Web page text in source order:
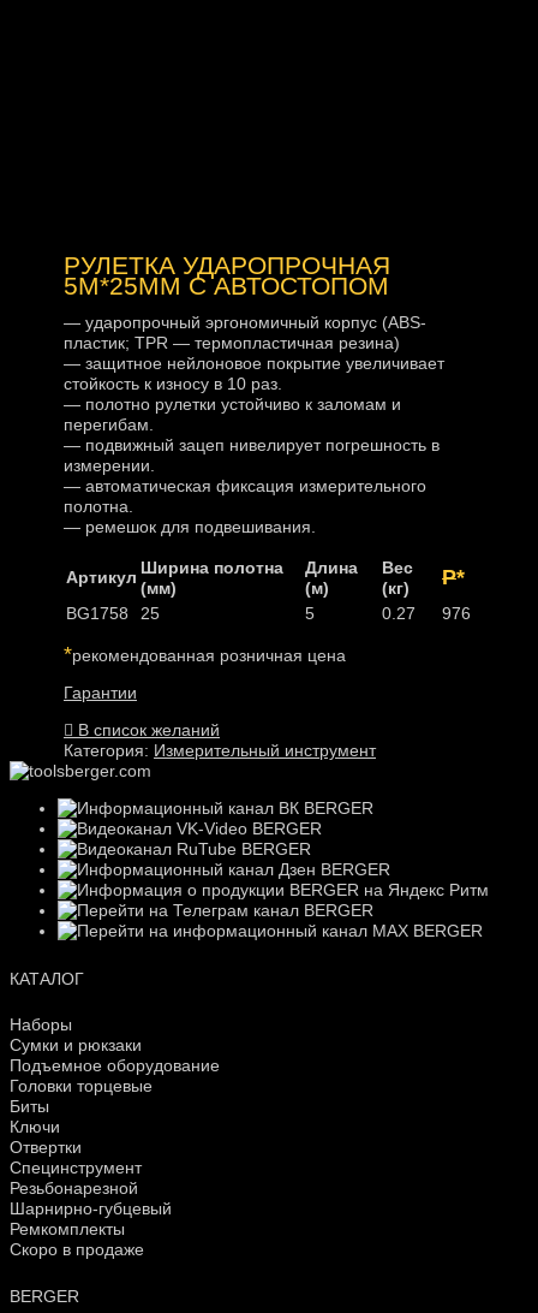
РУЛЕТКА УДАРОПРОЧНАЯ
5М*25ММ С АВТОСТОПОМ
— ударопрочный эргономичный корпус (ABS-
пластик; TPR — термопластичная резина)
— защитное нейлоновое покрытие увеличивает
стойкость к износу в 10 раз.
— полотно рулетки устойчиво к заломам и
перегибам.
— подвижный зацеп нивелирует погрешность в
измерении.
— автоматическая фиксация измерительного
полотна.
— ремешок для подвешивания.
Артикул Ширина полотна
(мм)
Длина
(м)
Вес
(кг)
Р*
BG1758 25 5 0.27 976
*рекомендованная розничная цена
Гарантии
В список желаний
Категория: Измерительный инструмент
КАТАЛОГ
Наборы
Сумки и рюкзаки
Подъемное оборудование
Головки торцевые
Биты
Ключи
Отвертки
Специнструмент
Резьбонарезной
Шарнирно-губцевый
Ремкомплекты
Скоро в продаже
BERGER